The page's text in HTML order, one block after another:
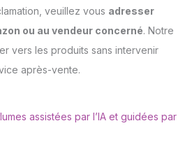
veuillez vous adresser
ou au vendeur concerné. Notre
vers les produits sans intervenir
après-vente.
assistées par l’IA et guidées par